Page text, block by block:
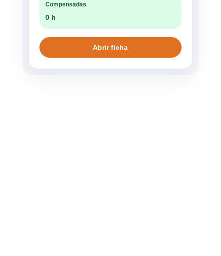
Compensadas
0 h
Abrir ficha